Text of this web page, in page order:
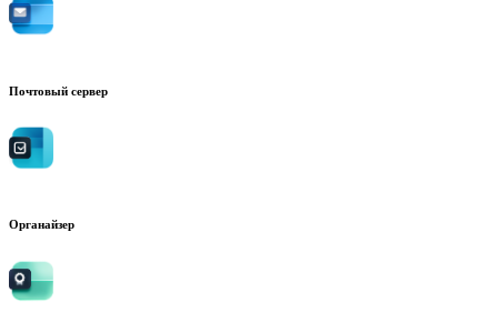
Почтовый сервер
Органайзер